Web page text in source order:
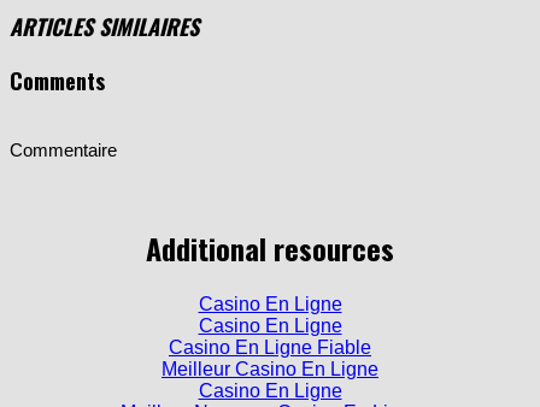
Comments
Casino En Ligne
Casino En Ligne Fiable
Meilleur Casino En Ligne
Casino En Ligne
Meilleur Nouveau Casino En Ligne
Meilleur Casino En Ligne En France